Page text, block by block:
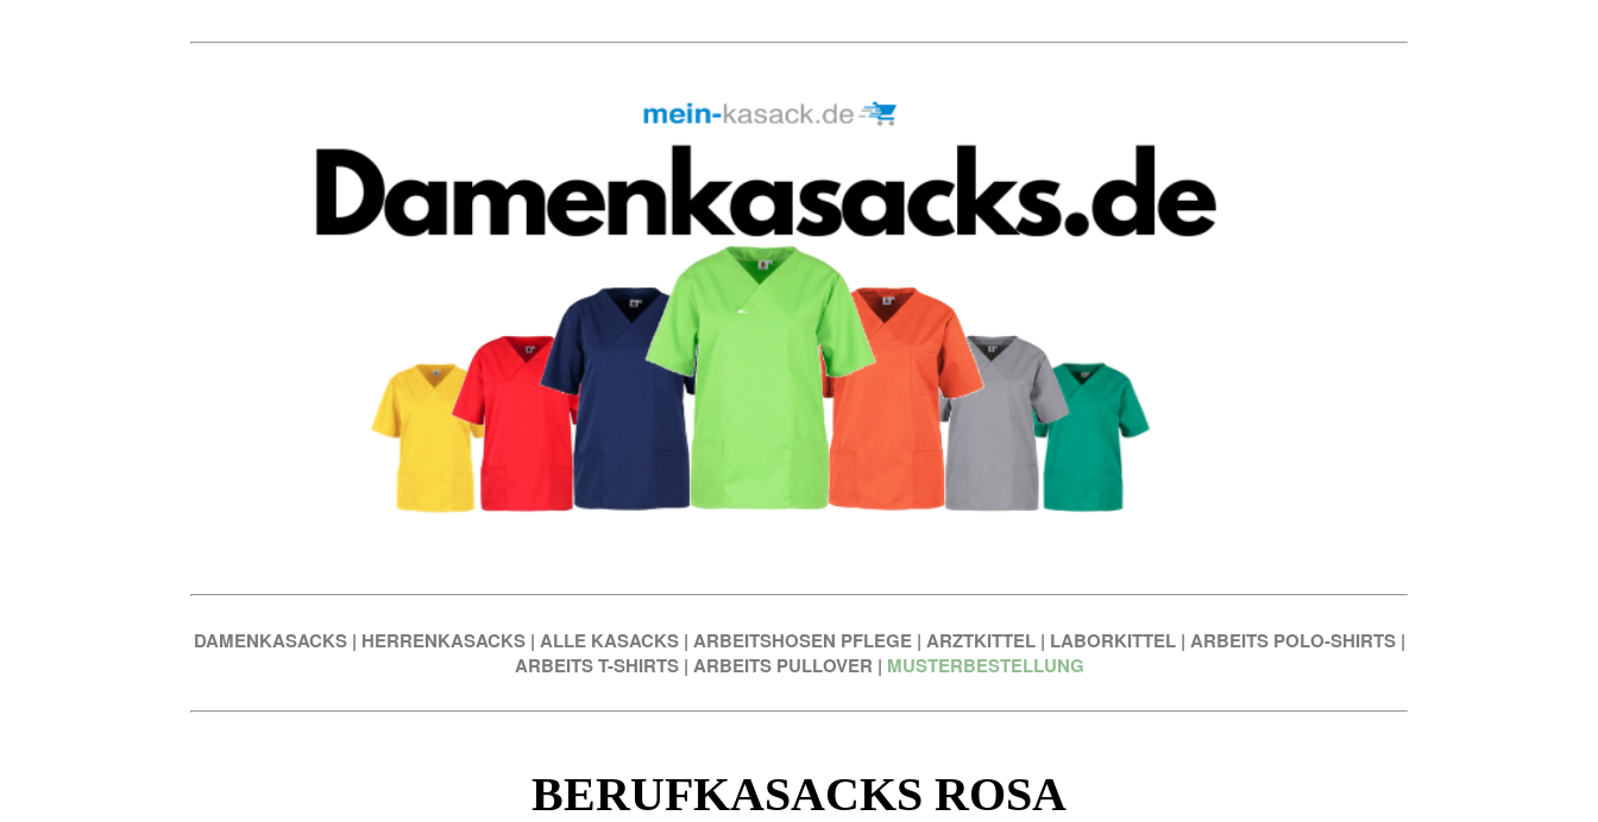
DAMENKASACKS | HERRENKASACKS | ALLE KASACKS | ARBEITSHOSEN PFLEGE | ARZTKITTEL | LABORKITTEL | ARBEITS POLO-SHIRTS |
ARBEITS T-SHIRTS | ARBEITS PULLOVER | MUSTERBESTELLUNG
BERUFKASACKS ROSA